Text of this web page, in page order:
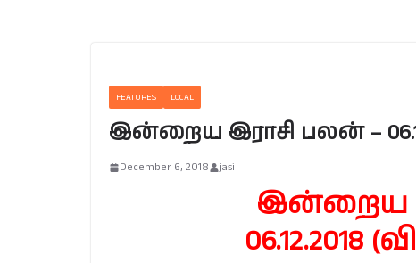
FEATURES LOCAL
இன்றைய இராசி பலன் –
December 6, 2018 jasi
இன்றைய
06.12.2018